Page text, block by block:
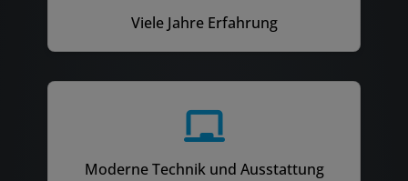
Viele Jahre Erfahrung
Moderne Technik und Ausstattung